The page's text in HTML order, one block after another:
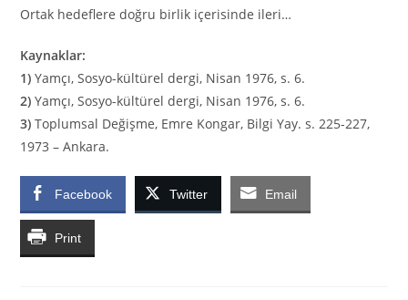
Ortak hedeflere doğru birlik içerisinde ileri…
Kaynaklar:
1) Yamçı, Sosyo-kültürel dergi, Nisan 1976, s. 6.
2) Yamçı, Sosyo-kültürel dergi, Nisan 1976, s. 6.
3) Toplumsal Değişme, Emre Kongar, Bilgi Yay. s. 225-227,
1973 – Ankara.
Facebook Twitter Email
Print